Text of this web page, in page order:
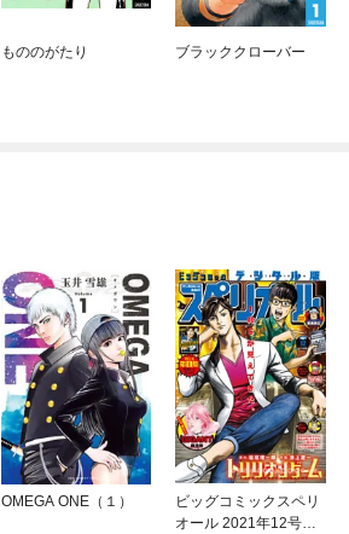
もののがたり ブラッククローバー
OMEGA ONE（１）
ビッグコミックスペリ
オール 2021年12号（2